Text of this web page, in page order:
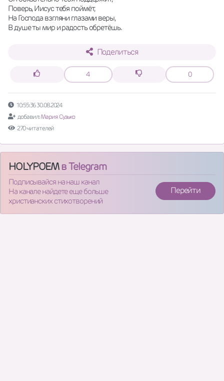
Поверь, Иисус тебя поймёт,
На Господа взгляни глазами веры,
В душе ты мир и радость обретёшь.
Поделиться
4 0
10:55:36 30.08.2024
добавил: Мария Сузько
270 читателей
HOLYPOEMв Telegram
Подписывайся на наш канал
На канале найдете еще больше
христианских стихотворений
Перейти